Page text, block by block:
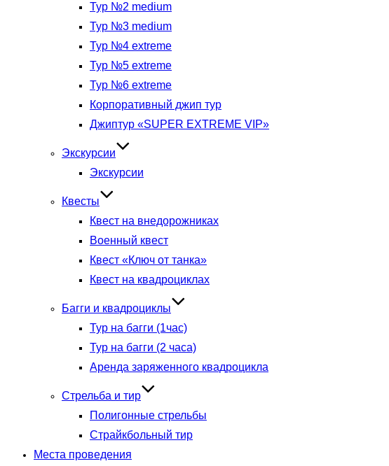
Тур №2 medium
Тур №3 medium
Тур №4 extreme
Тур №5 extreme
Тур №6 extreme
Корпоративный джип тур
Джиптур «SUPER EXTREME VIP»
Экскурсии
Экскурсии
Квесты
Квест на внедорожниках
Военный квест
Квест «Ключ от танка»
Квест на квадроциклах
Багги и квадроциклы
Тур на багги (1час)
Тур на багги (2 часа)
Аренда заряженного квадроцикла
Стрельба и тир
Полигонные стрельбы
Страйкбольный тир
Места проведения